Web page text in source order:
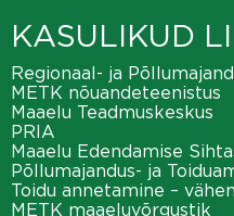
KASULIKUD
Regionaal- ja
METK nõuandeteenistus
Maaelu Teadmuskeskus
PRIA
Maaelu Edendamise
Põllumajandus- ja
Toidu annetamine –
METK maaeluvõrgustik